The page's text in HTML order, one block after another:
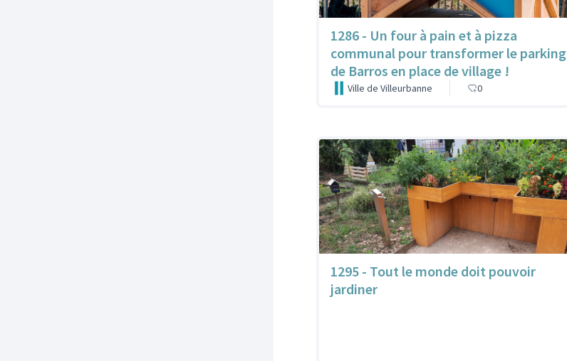
1286 - Un four à pain et à pizza
communal pour transformer le parking
de Barros en place de village !
Ville de Villeurbanne 0
1295 - Tout le monde doit pouvoir
jardiner